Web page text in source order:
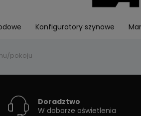
Konfiguratory szynowe
pokoju
Doradztwo
W doborze oświetlenia